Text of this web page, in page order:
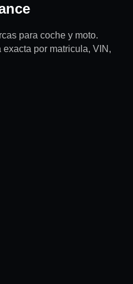
para coche y moto.
por matricula, VIN,